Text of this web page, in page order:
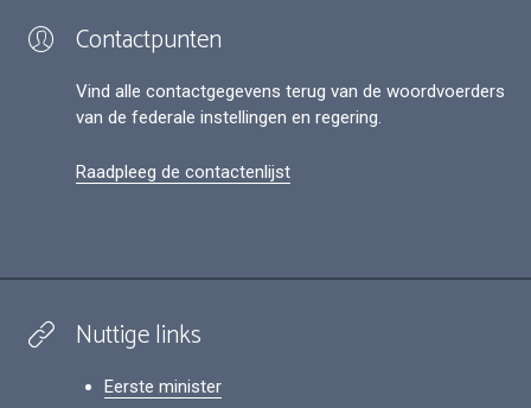
Contactpunten
Vind alle contactgegevens terug van de woordvoerders
van de federale instellingen en regering.
Raadpleeg de contactenlijst
Nuttige links
Eerste minister